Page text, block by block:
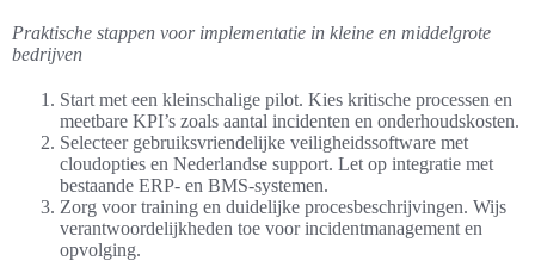
Praktische stappen voor implementatie in kleine en middelgrote
bedrijven
Start met een kleinschalige pilot. Kies kritische processen en
meetbare KPI’s zoals aantal incidenten en onderhoudskosten.
Selecteer gebruiksvriendelijke veiligheidssoftware met
cloudopties en Nederlandse support. Let op integratie met
bestaande ERP- en BMS-systemen.
Zorg voor training en duidelijke procesbeschrijvingen. Wijs
verantwoordelijkheden toe voor incidentmanagement en
opvolging.